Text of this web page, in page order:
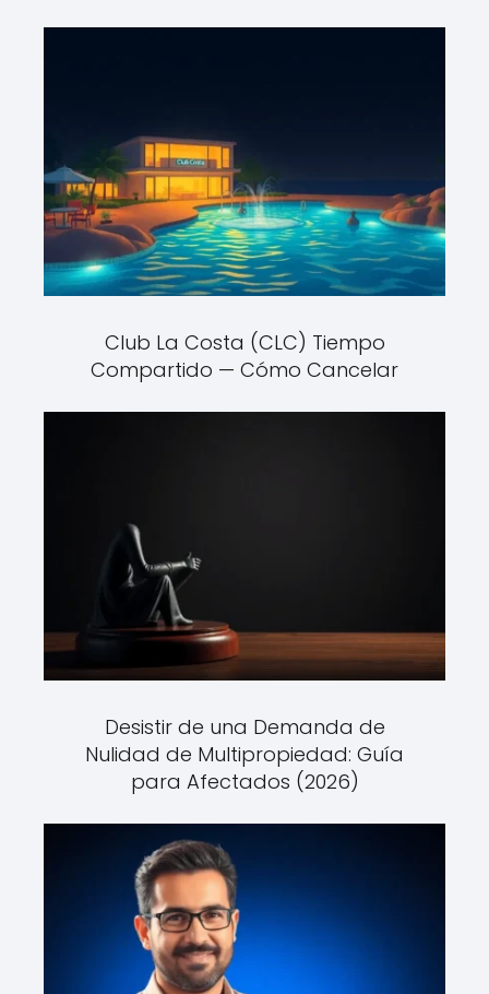
Club La Costa (CLC) Tiempo
Compartido — Cómo Cancelar
Desistir de una Demanda de
Nulidad de Multipropiedad: Guía
para Afectados (2026)